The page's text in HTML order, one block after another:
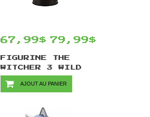
67,99$ 79,99$
FIGURINE THE
WITCHER 3 WILD
HUNT PAR DARK
HORSE - GERALT
TOURNAY ARMOR 20
AJOUT AU PANIER